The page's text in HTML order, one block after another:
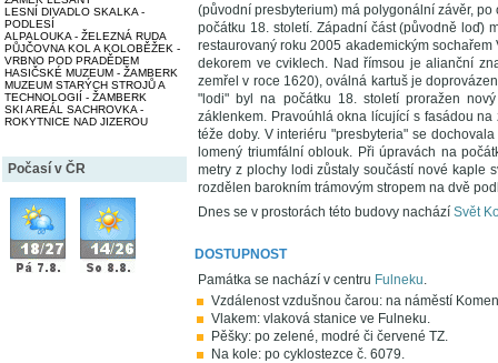
LESNÍ DIVADLO SKALKA -
PODLESÍ
ALPALOUKA - ŽELEZNÁ RUDA
PŮJČOVNA KOL A KOLOBĚŽEK -
VRBNO POD PRADĚDEM
HASIČSKÉ MUZEUM - ŽAMBERK
MUZEUM STARÝCH STROJŮ A
TECHNOLOGIÍ - ŽAMBERK
SKI AREÁL SACHROVKA -
ROKYTNICE NAD JIZEROU
Počasí v ČR
(původní presbyterium) má polygonální závěr,
počátku 18. století. Západní část (původně loď)
restaurovaný roku 2005 akademickým
dekorem ve cviklech. Nad římsou je alianční
zemřel v roce 1620), oválná kartuš je
"lodi" byl na počátku 18. století proražen
záklenkem. Pravoúhlá okna lícující s fasádou
téže doby. V interiéru "presbyteria" se
lomený triumfální oblouk. Při úpravách na
metry z plochy lodi zůstaly součástí nové kaple
rozdělen barokním trámovým stropem na dvě
Dnes se v prostorách této budovy nachází Svět
DOSTUPNOST
Památka se nachází v centru Fulneku.
Vzdálenost vzdušnou čarou: na náměstí
Vlakem: vlaková stanice ve Fulneku.
Pěšky: po zelené, modré či červené TZ.
Na kole: po cyklostezce č. 6079.